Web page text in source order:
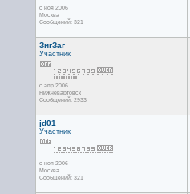
с ноя 2006
Москва
Сообщений: 321
ЗигЗаг
Участник
с апр 2006
Нижневартовск
Сообщений: 2933
jd01
Участник
с ноя 2006
Москва
Сообщений: 321